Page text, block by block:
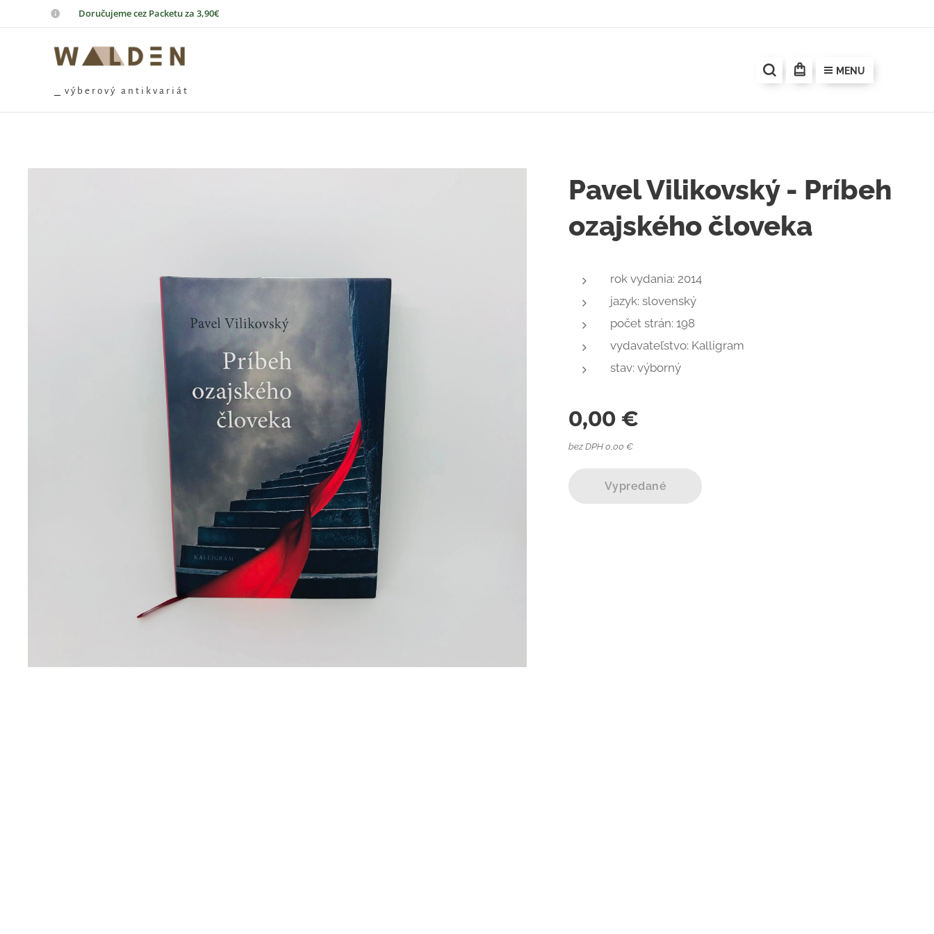
Doručujeme cez Packetu za 3,90€
⎯ v ý b e r o v ý a n t i k v a r i á t
MENU
Pavel Vilikovský - Príbeh
ozajského človeka
rok vydania: 2014
jazyk: slovenský
počet strán: 198
vydavateľstvo: Kalligram
stav: výborný
0,00 €
bez DPH 0,00 €
Vypredané